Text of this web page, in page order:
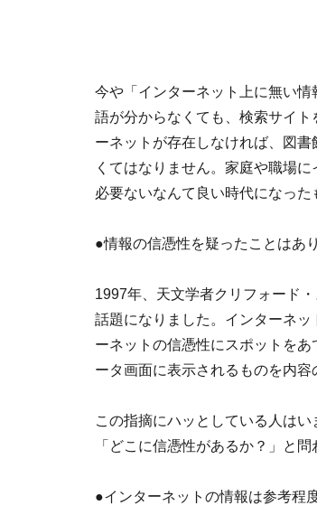
今や「インターネット上に無い
語が分からなくても、検索サイ
ーネットが存在しなければ、図
くてはなりません。家庭や職場
必要ないなんて良い時代になった
●情報の信憑性を疑ったことはあ
1997年、天文学者クリフォード
話題になりました。インターネ
ーネットの信憑性にスポットを
ータ画面に表示されるものを内容
この指摘にハッとしている人は
「どこに信憑性があるか？」と
●インターネットの情報は参考程